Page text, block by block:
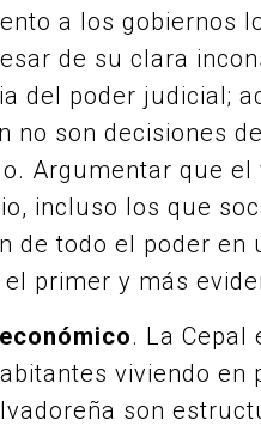
a los gobiernos
de su clara
del poder judicial;
no son decisiones
Argumentar que
incluso los que
de todo el poder en
el primer y más
. La Cepal
viviendo
son